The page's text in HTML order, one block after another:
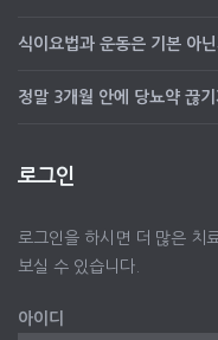
식이요법과 운동은 기본 아
정말 3개월 안에 당뇨약 끊
로그인
로그인을 하시면 더 많은 치
보실 수 있습니다.
아이디